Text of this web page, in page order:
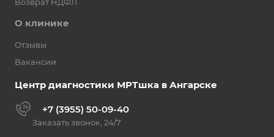
О клинике
Отзывы
Вакансии
Центр диагностики МРТшка в Ангарске
+7 (3955) 50-09-40
Заказать звонок, 24/7